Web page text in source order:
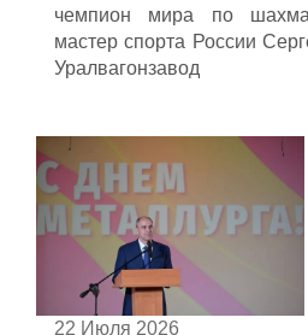
чемпион мира по
мастер спорта России
Уралвагонзавод
22 Июля 2026